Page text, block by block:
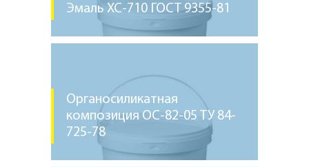
Эмаль ХС-710 ГОСТ 9355-81
Органосиликатная
композиция ОС-82-05 ТУ 84-
725-78